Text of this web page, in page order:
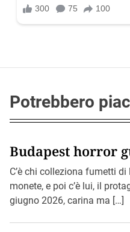
Potrebbero
Budapest horror
C’è chi colleziona fumetti
monete, e poi c’è lui, il
giugno 2026, carina ma […]